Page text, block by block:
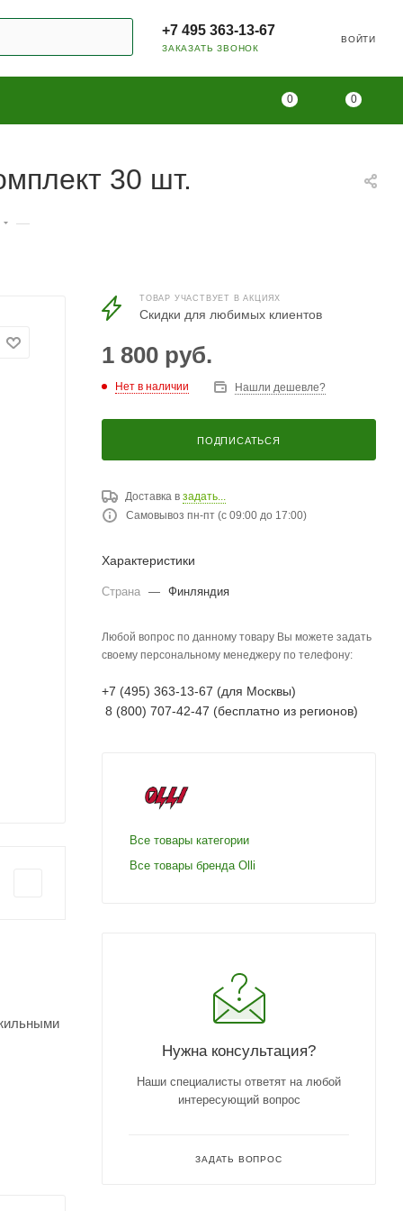
+7 495 363-13-67
ЗАКАЗАТЬ ЗВОНОК
ВОЙТИ
0 0
30 шт.
—
ТОВАР УЧАСТВУЕТ В АКЦИЯХ
Скидки для любимых клиентов
1 800 руб.
Нет в наличии Нашли дешевле?
ПОДПИСАТЬСЯ
Доставка в задать...
Самовывоз пн-пт (с 09:00 до 17:00)
Характеристики
Страна — Финляндия
Любой вопрос по данному товару Вы можете задать
своему персональному менеджеру по телефону:
+7 (495) 363-13-67 (для Москвы)
8 (800) 707-42-47 (бесплатно из регионов)
Все товары категории
Все товары бренда Olli
Нужна консультация?
Наши специалисты ответят на любой
интересующий вопрос
ЗАДАТЬ ВОПРОС